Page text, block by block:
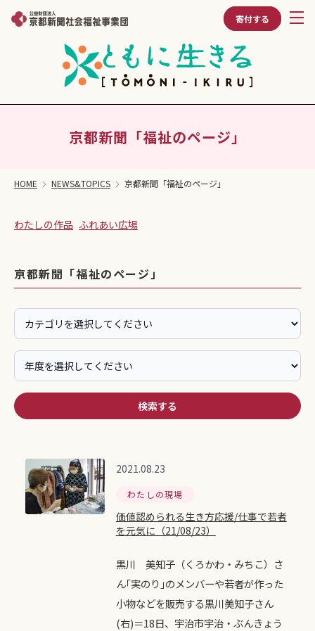
寄付する
京都新聞「福祉のページ」
HOME NEWS&TOPICS 京都新聞「福祉のページ」
わたしの作品 ふれあい広場
京都新聞「福祉のページ」
検索する
2021.08.23
わたしの現場
価値認められる生き方応援/仕事で若者
を元気に（21/08/23）
黒川 美知子（くろかわ・みちこ）さ
ん｢実のり｣のメンバーや若者が作った
小物などを販売する黒川美知子さん
(右)＝18日、宇治市宇治・ぶんきょう